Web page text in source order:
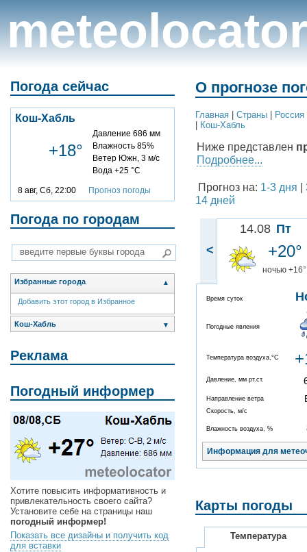
meteolocator
Погода сейчас
Кош-Хабль
+18°
Давление 686 мм
Влажность 85%
Ветер Южн, 3 м/с
Вода +25 °C
8 авг, Сб, 22:00 Прогноз погоды
Погода по городам
Избранные города ▲
Добавить этот город в Избранное
Кош-Хабль ▼
Реклама
Погодный информер
Хотите повысить информативность и
привлекательность своего сайта?
Установите себе на страницы наш
погодный информер!
Показать все дизайны и получить код
для вставки
О прогнозе
Главная | Cтраны | Россия
| Кош-Хабль
Ниже представлен
Подробнее...
Прогноз на: 1-3 дня |
14 дней
<
14.08 Пт
+20°
ночью +16°
Время суток
Погодные явления
Температура воздуха,°C
Давление, мм рт.ст.
Направление ветра
Скорость, м/с
Влажность воздуха, %
Информация для
Карты погоды
Температура